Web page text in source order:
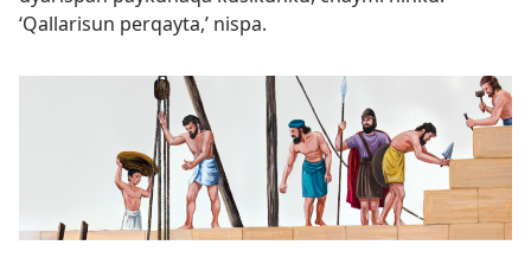
‘Qallarisun perqayta,’ nispa.